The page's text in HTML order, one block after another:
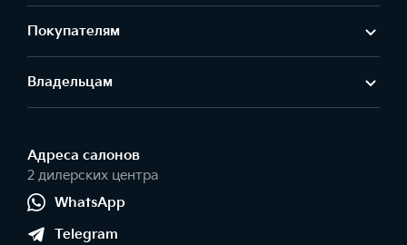
Покупателям
Владельцам
Адреса салонов
2 дилерских центра
WhatsApp
Telegram